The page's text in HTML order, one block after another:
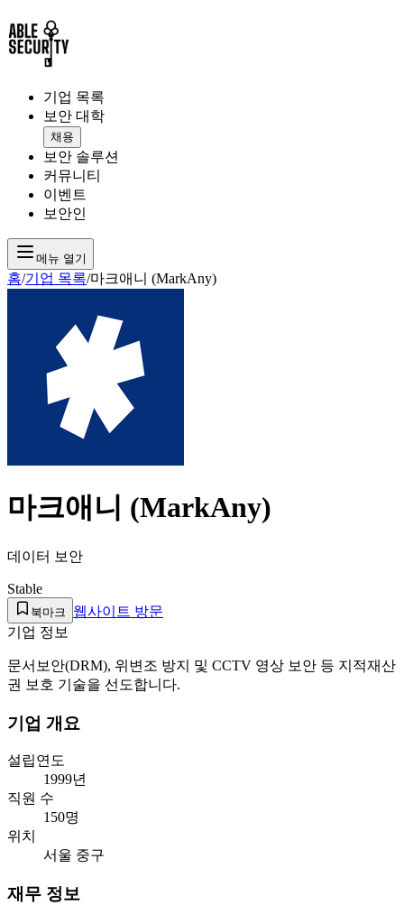
기업 목록
보안 대학
채용
보안 솔루션
커뮤니티
이벤트
보안인
메뉴 열기
홈/기업 목록/마크애니 (MarkAny)
마크애니 (MarkAny)
데이터 보안
Stable
북마크
웹사이트 방문
기업 정보
문서보안(DRM), 위변조 방지 및 CCTV 영상 보안 등 지적재산
권 보호 기술을 선도합니다.
기업 개요
설립연도
1999년
직원 수
150명
위치
서울 중구
재무 정보